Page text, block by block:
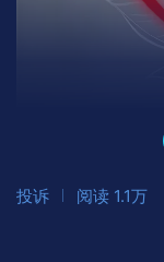
投诉 阅读 1.1万